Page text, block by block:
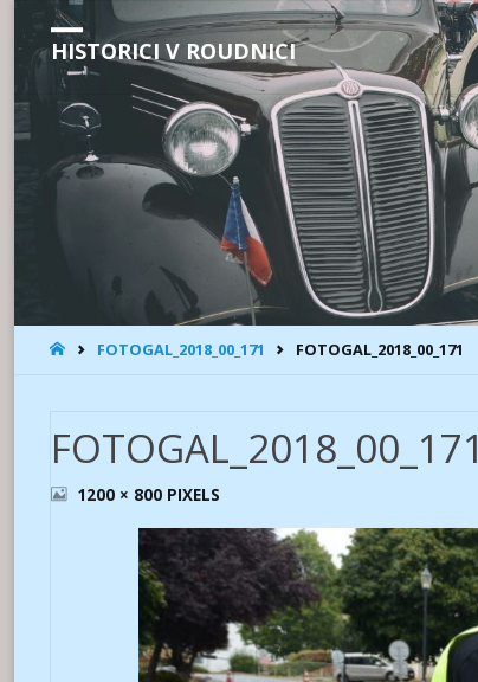
HISTORICI V ROUDNICI
HOMEFOTOGAL_2018_00_171 FOTOGAL_2018_00_171
FOTOGAL_2018_00_171
FULL1200 × 800 PIXELS